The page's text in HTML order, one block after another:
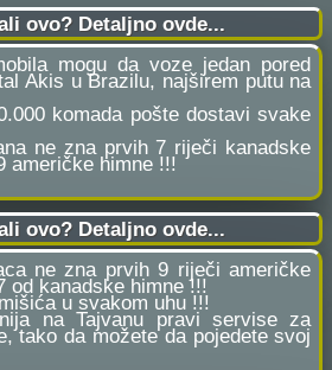
ovo? Detaljno ovde...
mogu da voze jedan pored
Akis u Brazilu, najširem putu na
komada pošte dostavi svake
ne zna prvih 7 riječi kanadske
američke himne !!!
ovo? Detaljno ovde...
ne zna prvih 9 riječi američke
od kanadske himne !!!
u svakom uhu !!!
na Tajvanu pravi servise za
tako da možete da pojedete svoj